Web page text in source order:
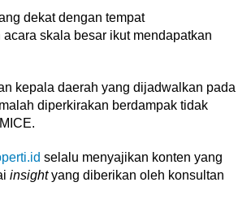
dekat dengan tempat
skala besar ikut mendapatkan
kepala daerah yang dijadwalkan pada
diperkirakan berdampak tidak
selalu menyajikan konten yang
insightyang diberikan oleh konsultan